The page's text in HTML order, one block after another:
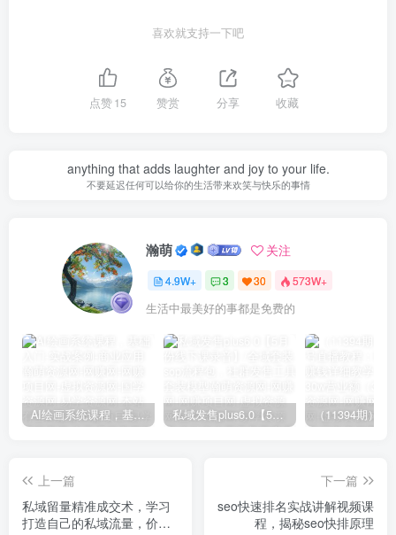
喜欢就支持一下吧
点赞15 赞赏 分享 收藏
anything that adds laughter and joy to your life.
不要延迟任何可以给你的生活带来欢笑与快乐的事情
瀚萌 关注
4.9W+ 3 30 573W+
生活中最美好的事都是免费的
AI绘画系统课程，基础入门-实战案例-商业应用 私域发售plus6.0【5月份线下课录音】/全域套装sop流程包，社群发售工具套装模型
上一篇
私域留量精准成交术，学习
打造自己的私域流量，价值
下一篇
seo快速排名实战讲解视频课
程，揭秘seo快排原理